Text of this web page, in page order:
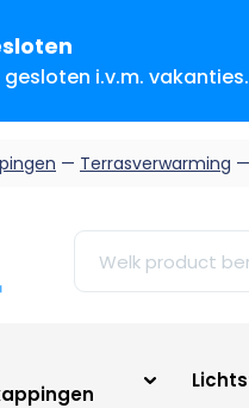
i.v.m.
— Terrasverwarming —